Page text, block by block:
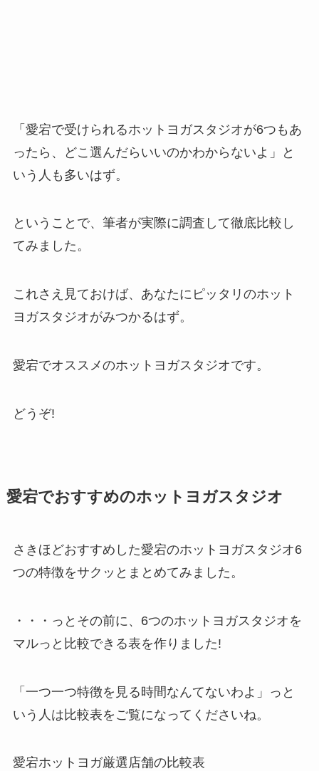
「愛宕で受けられるホットヨガスタジオが6つもあ
ったら、どこ選んだらいいのかわからないよ」と
いう人も多いはず。
ということで、筆者が実際に調査して徹底比較し
てみました。
これさえ見ておけば、あなたにピッタリのホット
ヨガスタジオがみつかるはず。
愛宕でオススメのホットヨガスタジオです。
どうぞ!
愛宕でおすすめのホットヨガスタジオ
さきほどおすすめした愛宕のホットヨガスタジオ6
つの特徴をサクッとまとめてみました。
・・・っとその前に、6つのホットヨガスタジオを
マルっと比較できる表を作りました!
「一つ一つ特徴を見る時間なんてないわよ」っと
いう人は比較表をご覧になってくださいね。
愛宕ホットヨガ厳選店舗の比較表